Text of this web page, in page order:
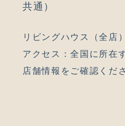
共通）
リビングハウス（全店）
アクセス：全国に所在
店舗情報をご確認くだ